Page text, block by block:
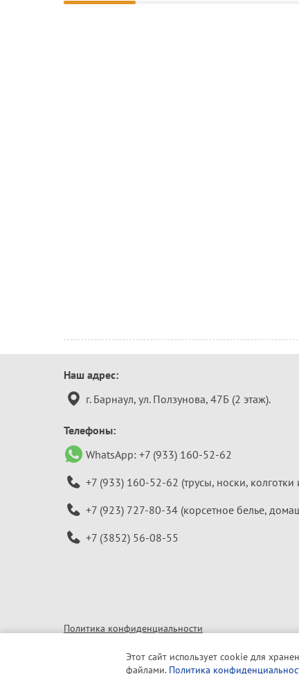
Контактная
информация
Наш адрес:
г. Барнаул, ул. Ползунова, 47Б (2 этаж).
Телефоны:
WhatsApp: +7 (933) 160-52-62
+7 (933) 160-52-62 (трусы, носки,
+7 (923) 727-80-34 (корсетное белье,
+7 (3852) 56-08-55
Политика конфиденциальности
Этот сайт использует cookie для
файлами. Политика